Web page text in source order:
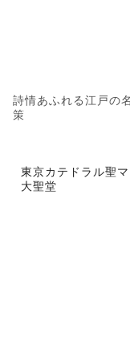
詩情あふれる江戸の
策
東京カテドラル聖
大聖堂